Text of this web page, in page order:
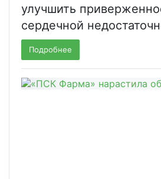
улучшить
сердечной
Подробнее